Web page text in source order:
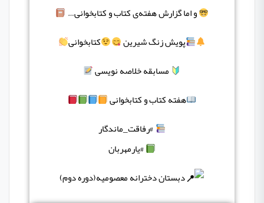
و اما گزارش هفته‌ی کتاب و کتابخوانی…
پویش زنگ شیرین
کتابخوانی
مسابقه خلاصه نویسی
هفته کتاب و کتابخوانی
#رفاقت_ماندگار
#یارمهربان
دبستان دخترانه معصومیه(دوره دوم)